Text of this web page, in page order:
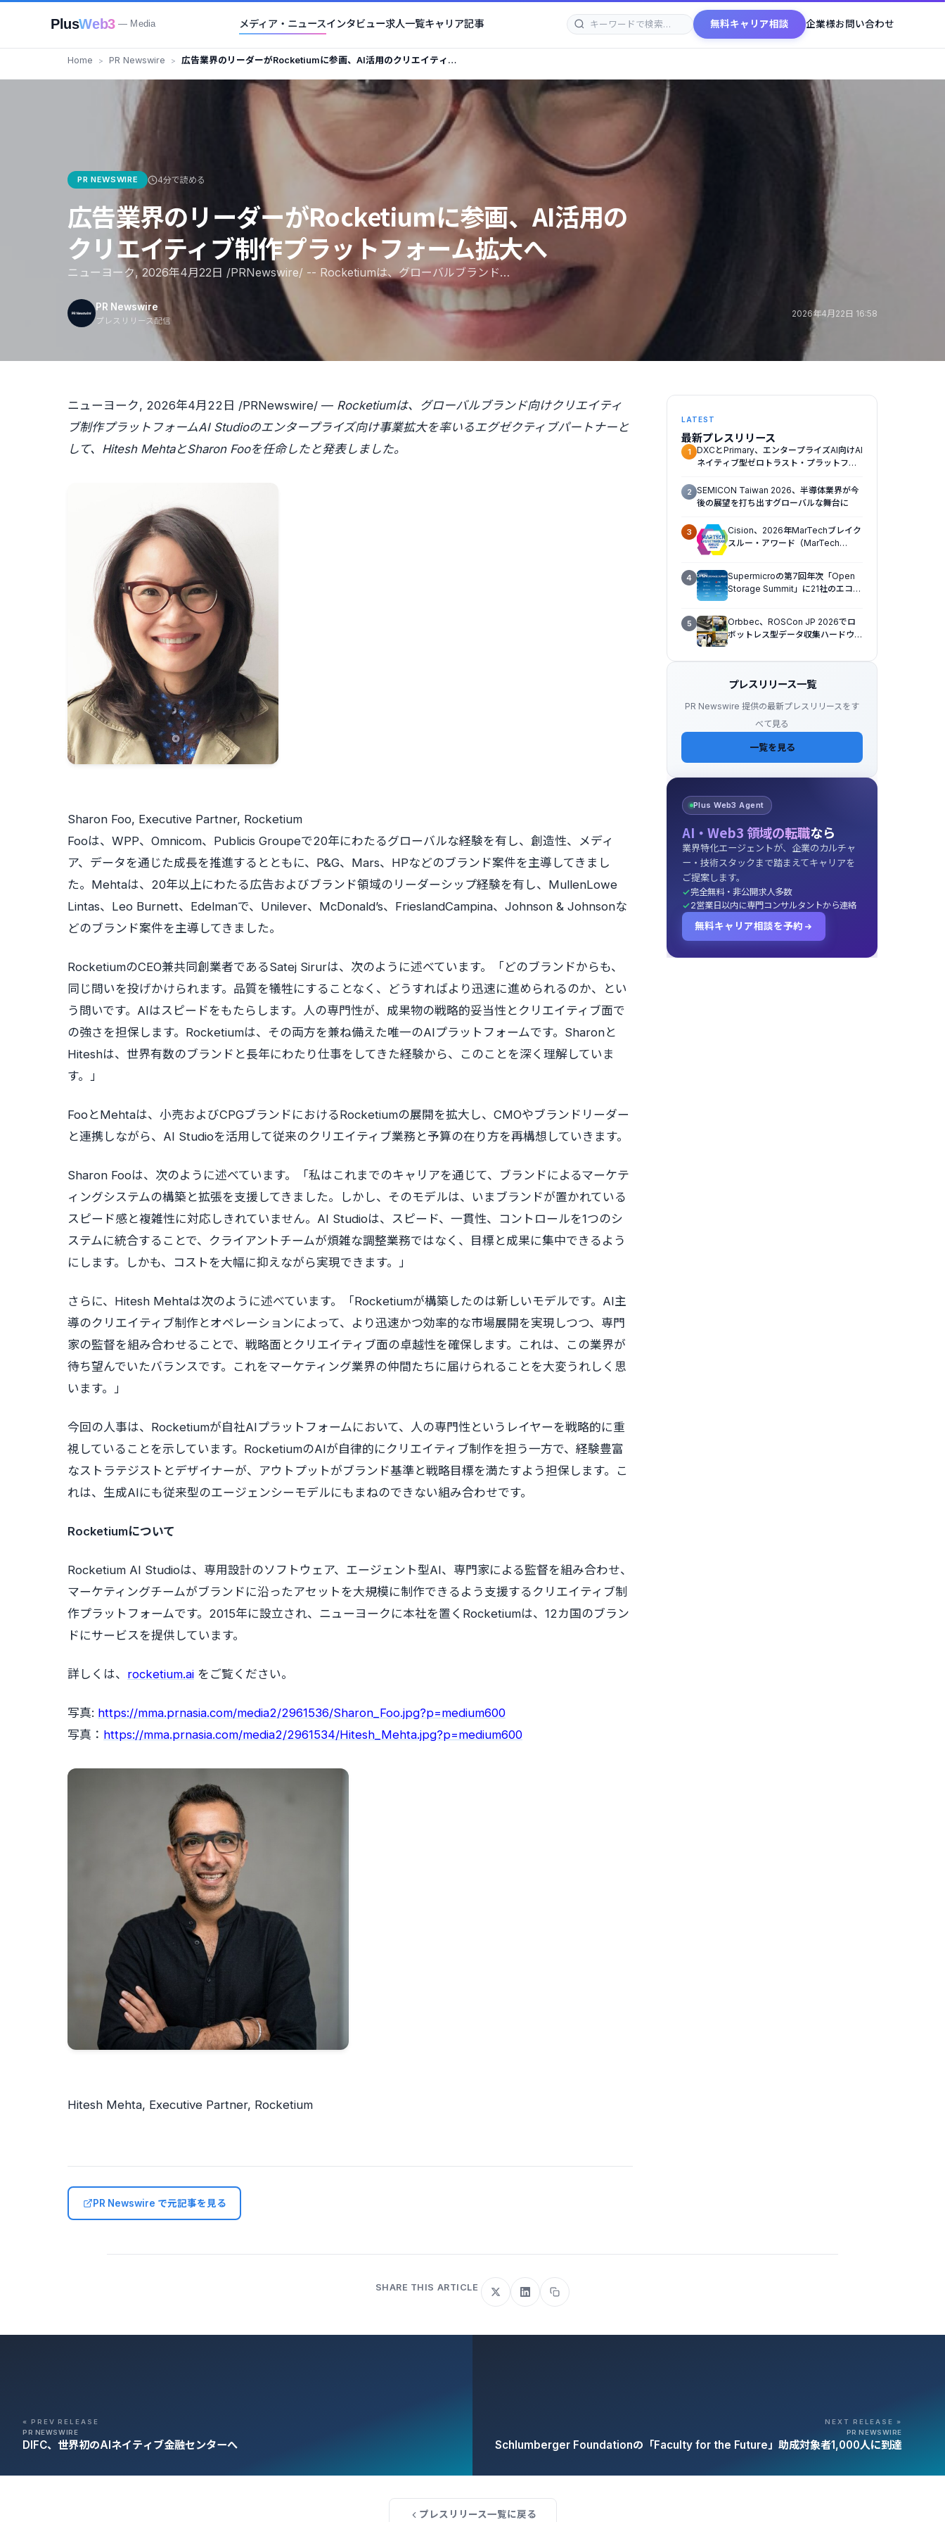
PlusWeb3 — Media メディア・ニュースインタビュー求人一覧キャリア記事 無料キャリア相談 企業様お問い合わせ
Home PR Newswire
広告業界のリーダーがRocketiumに参画、AI活用のクリエイティブ
PR NEWSWIRE 4分で読める
広告業界のリーダーがRocketiumに参画、AI活用の
クリエイティブ制作プラットフォーム拡大へ
ニューヨーク, 2026年4月22日 /PRNewswire/ -- Rocketiumは、グローバルブランド…
PR Newswire
プレスリリース配信
2026年4月22日 16:58
ニューヨーク, 2026年4月22日 /PRNewswire/ — Rocketiumは、グローバルブランド向けクリエイティ
ブ制作プラットフォームAI Studioのエンタープライズ向け事業拡大を率いるエグゼクティブパートナーと
して、Hitesh MehtaとSharon Fooを任命したと発表しました。
Sharon Foo, Executive Partner, Rocketium
Fooは、WPP、Omnicom、Publicis Groupeで20年にわたるグローバルな経験を有し、創造性、メディ
ア、データを通じた成長を推進するとともに、P&G、Mars、HPなどのブランド案件を主導してきまし
た。Mehtaは、20年以上にわたる広告およびブランド領域のリーダーシップ経験を有し、MullenLowe
Lintas、Leo Burnett、Edelmanで、Unilever、McDonald’s、FrieslandCampina、Johnson & Johnsonな
どのブランド案件を主導してきました。
RocketiumのCEO兼共同創業者であるSatej Sirurは、次のように述べています。「どのブランドからも、
同じ問いを投げかけられます。品質を犠牲にすることなく、どうすればより迅速に進められるのか、とい
う問いです。AIはスピードをもたらします。人の専門性が、成果物の戦略的妥当性とクリエイティブ面で
の強さを担保します。Rocketiumは、その両方を兼ね備えた唯一のAIプラットフォームです。Sharonと
Hiteshは、世界有数のブランドと長年にわたり仕事をしてきた経験から、このことを深く理解していま
す。」
FooとMehtaは、小売およびCPGブランドにおけるRocketiumの展開を拡大し、CMOやブランドリーダー
と連携しながら、AI Studioを活用して従来のクリエイティブ業務と予算の在り方を再構想していきます。
Sharon Fooは、次のように述べています。「私はこれまでのキャリアを通じて、ブランドによるマーケテ
ィングシステムの構築と拡張を支援してきました。しかし、そのモデルは、いまブランドが置かれている
スピード感と複雑性に対応しきれていません。AI Studioは、スピード、一貫性、コントロールを1つのシ
ステムに統合することで、クライアントチームが煩雑な調整業務ではなく、目標と成果に集中できるよう
にします。しかも、コストを大幅に抑えながら実現できます。」
さらに、Hitesh Mehtaは次のように述べています。「Rocketiumが構築したのは新しいモデルです。AI主
導のクリエイティブ制作とオペレーションによって、より迅速かつ効率的な市場展開を実現しつつ、専門
家の監督を組み合わせることで、戦略面とクリエイティブ面の卓越性を確保します。これは、この業界が
待ち望んでいたバランスです。これをマーケティング業界の仲間たちに届けられることを大変うれしく思
います。」
今回の人事は、Rocketiumが自社AIプラットフォームにおいて、人の専門性というレイヤーを戦略的に重
視していることを示しています。RocketiumのAIが自律的にクリエイティブ制作を担う一方で、経験豊富
なストラテジストとデザイナーが、アウトプットがブランド基準と戦略目標を満たすよう担保します。こ
れは、生成AIにも従来型のエージェンシーモデルにもまねのできない組み合わせです。
Rocketiumについて
Rocketium AI Studioは、専用設計のソフトウェア、エージェント型AI、専門家による監督を組み合わせ、
マーケティングチームがブランドに沿ったアセットを大規模に制作できるよう支援するクリエイティブ制
作プラットフォームです。2015年に設立され、ニューヨークに本社を置くRocketiumは、12カ国のブラン
ドにサービスを提供しています。
詳しくは、 rocketium.ai をご覧ください。
写真: https://mma.prnasia.com/media2/2961536/Sharon_Foo.jpg?p=medium600
写真： https://mma.prnasia.com/media2/2961534/Hitesh_Mehta.jpg?p=medium600
Hitesh Mehta, Executive Partner, Rocketium
PR Newswire で元記事を見る
LATEST
最新プレスリリース
1
DXCとPrimary、エンタープライズAI向けAI
ネイティブ型ゼロトラスト・プラットフォ
2 SEMICON Taiwan 2026、半導体業界が今
後の展望を打ち出すグローバルな舞台に
3
Cision、2026年MarTechブレイク
スルー・アワード（MarTech
信、AEOの3部門を受賞
4
Supermicroの第7回年次「Open
Storage Summit」に21社のエコシ
する実践的なガイダンスを共有
5
Orbbec、ROSCon JP 2026でロ
ボットレス型データ収集ハードウェ
プレスリリース一覧
PR Newswire 提供の最新プレスリリースをす
べて見る
一覧を見る
Plus Web3 Agent
AI・Web3 領域の転職なら
業界特化エージェントが、企業のカルチャ
ー・技術スタックまで踏まえてキャリアを
ご提案します。
完全無料・非公開求人多数
2営業日以内に専門コンサルタントから連絡
無料キャリア相談を予約
SHARE THIS ARTICLE
« PREV RELEASE
PR NEWSWIRE
DIFC、世界初のAIネイティブ金融センターへ
NEXT RELEASE »
PR NEWSWIRE
Schlumberger Foundationの「Faculty for the Future」助成対象者1,000人に到達
プレスリリース一覧に戻る